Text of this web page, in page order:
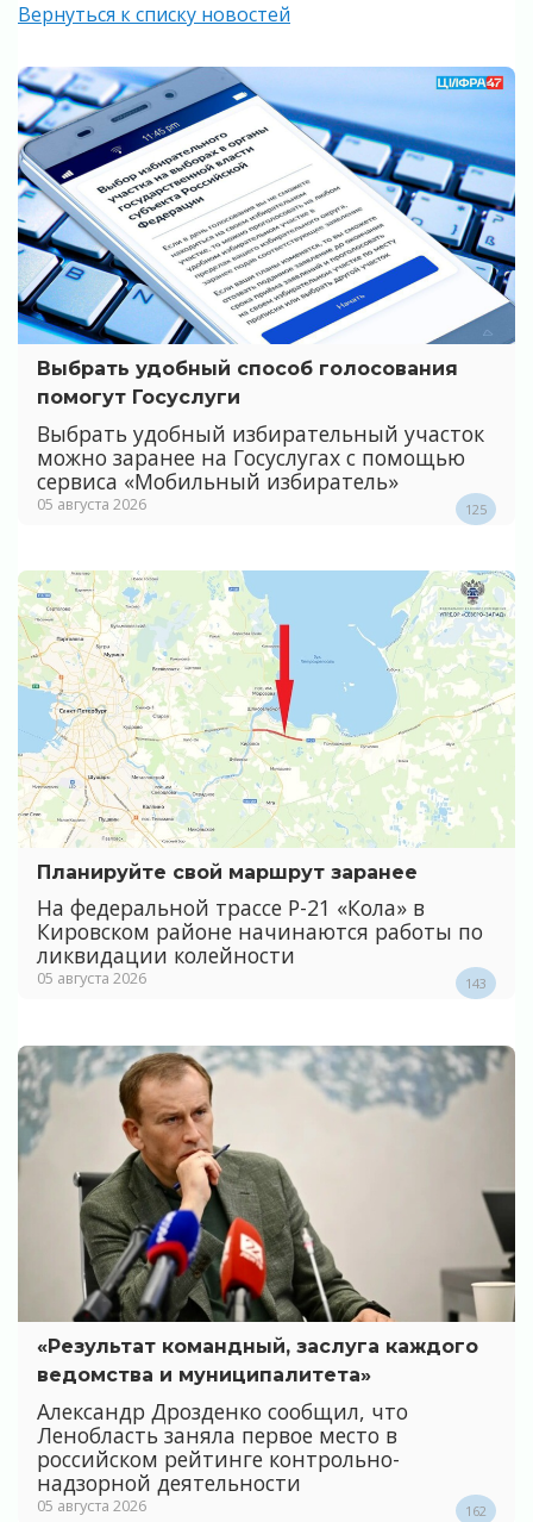
Вернуться к списку новостей
Выбрать удобный способ голосования
помогут Госуслуги
Выбрать удобный избирательный участок
можно заранее на Госуслугах с помощью
сервиса «Мобильный избиратель»
05 августа 2026 125
Планируйте свой маршрут заранее
На федеральной трассе Р-21 «Кола» в
Кировском районе начинаются работы по
ликвидации колейности
05 августа 2026 143
«Результат командный, заслуга каждого
ведомства и муниципалитета»
Александр Дрозденко сообщил, что
Ленобласть заняла первое место в
российском рейтинге контрольно-
надзорной деятельности
05 августа 2026 162